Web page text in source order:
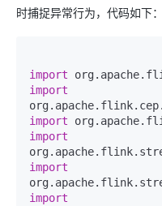
时捕捉异常行为，代码如下：
import
import
import
import
import
import